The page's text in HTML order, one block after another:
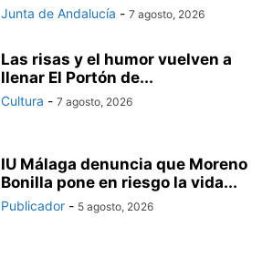
Junta de Andalucía - 7 agosto, 2026
Las risas y el humor vuelven a
llenar El Portón de...
Cultura - 7 agosto, 2026
IU Málaga denuncia que Moreno
Bonilla pone en riesgo la vida...
Publicador - 5 agosto, 2026